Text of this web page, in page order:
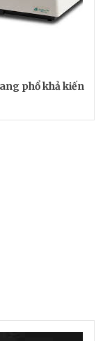
phổ khả kiến